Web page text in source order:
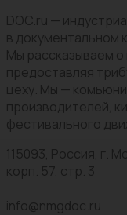
DOC.ru —
в документальном
Мы рассказываем о
предоставляя
цеху. Мы —
производителей,
фестивального
115093, Россия, г.
корп. 57, стр. 3
info@nmgdoc.ru